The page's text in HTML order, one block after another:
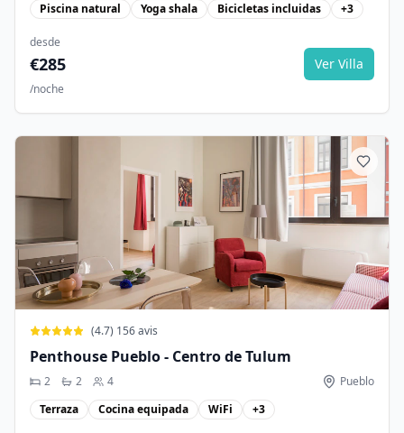
Piscina natural
Yoga shala Bicicletas incluidas +3
desde
€285
/noche
Ver Villa
(4.7) 156avis
Penthouse Pueblo - Centro de Tulum
2 2 4
Pueblo
Terraza
Cocina equipada WiFi +3